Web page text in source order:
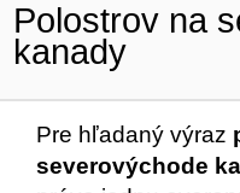
Polostrov na
kanady
Pre hľadaný výraz
severovýchode